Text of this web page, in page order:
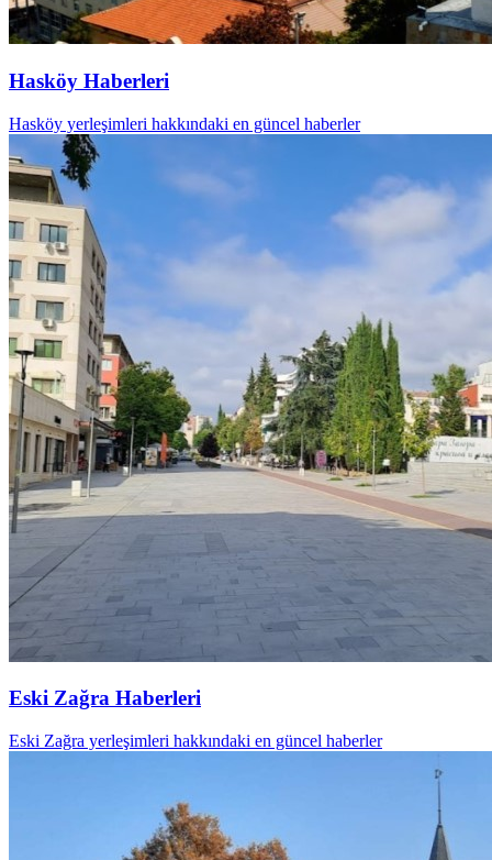
Hasköy Haberleri
Hasköy yerleşimleri hakkındaki en güncel haberler
Eski Zağra Haberleri
Eski Zağra yerleşimleri hakkındaki en güncel haberler